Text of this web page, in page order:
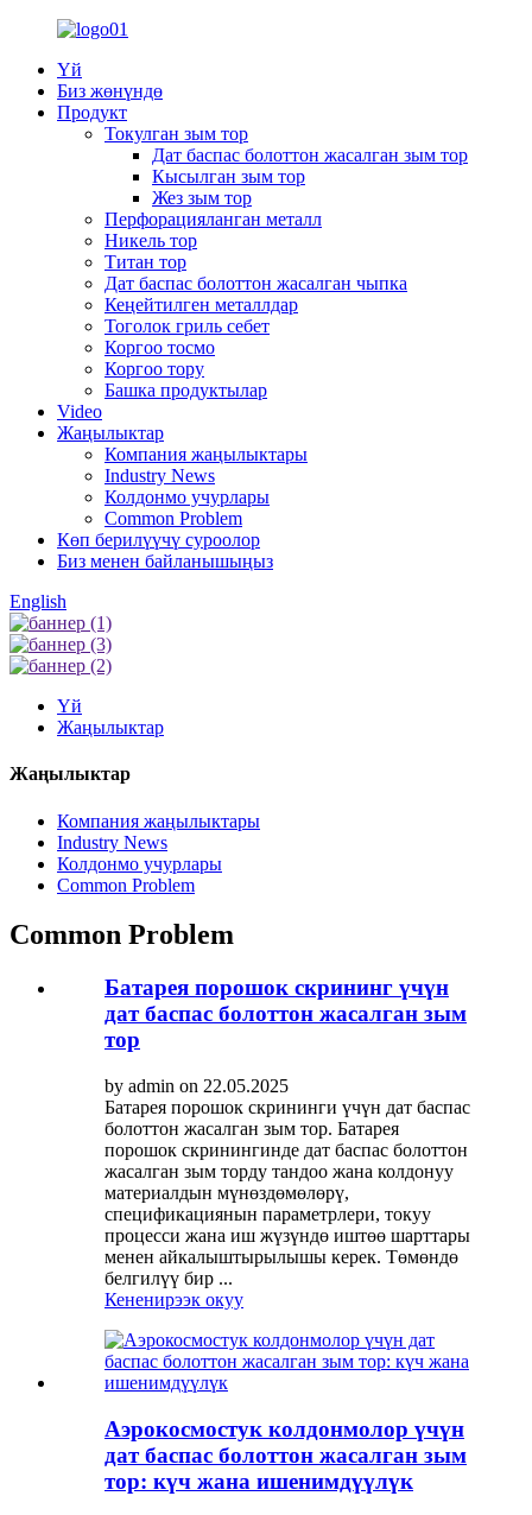
Үй
Биз жөнүндө
Продукт
Токулган зым тор
Дат баспас болоттон жасалган зым тор
Кысылган зым тор
Жез зым тор
Перфорацияланган металл
Никель тор
Титан тор
Дат баспас болоттон жасалган чыпка
Кеңейтилген металлдар
Тоголок гриль себет
Коргоо тосмо
Коргоо тору
Башка продуктылар
Video
Жаңылыктар
Компания жаңылыктары
Industry News
Колдонмо учурлары
Common Problem
Көп берилүүчү суроолор
Биз менен байланышыңыз
English
Үй
Жаңылыктар
Жаңылыктар
Компания жаңылыктары
Industry News
Колдонмо учурлары
Common Problem
Common Problem
Батарея порошок скрининг үчүн
дат баспас болоттон жасалган зым
тор
by admin on 22.05.2025
Батарея порошок скрининги үчүн дат баспас
болоттон жасалган зым тор. Батарея
порошок скринингинде дат баспас болоттон
жасалган зым торду тандоо жана колдонуу
материалдын мүнөздөмөлөрү,
спецификациянын параметрлери, токуу
процесси жана иш жүзүндө иштөө шарттары
менен айкалыштырылышы керек. Төмөндө
белгилүү бир ...
Кененирээк окуу
Аэрокосмостук колдонмолор үчүн
дат баспас болоттон жасалган зым
тор: күч жана ишенимдүүлүк